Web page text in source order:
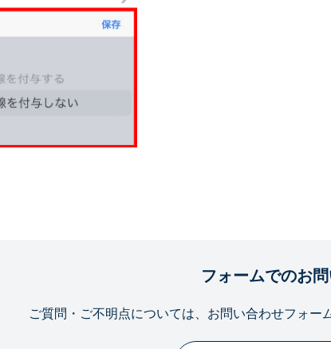
フォームでのお
ご質問・ご不明点については、お問い合わせフォー